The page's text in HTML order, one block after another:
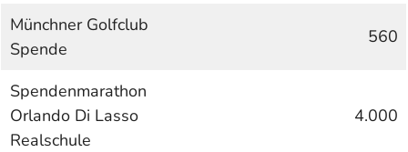
Münchner Golfclub
Spende
560
Spendenmarathon
Orlando Di Lasso
Realschule
4.000